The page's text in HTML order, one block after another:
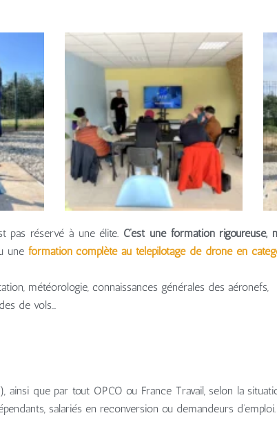
pas réservé à une élite. C’est une formation rigoureuse,
une formation complète au télépilotage de drone en
météorologie, connaissances générales des aéronefs,
de vols…
ainsi que par tout OPCO ou France Travail, selon la
salariés en reconversion ou demandeurs d’emploi.